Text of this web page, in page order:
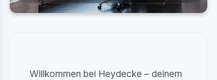
Willkommen bei Heydecke – deinem